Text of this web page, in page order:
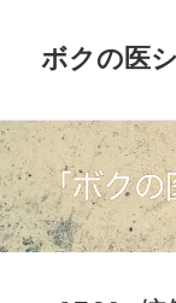
ボクの医